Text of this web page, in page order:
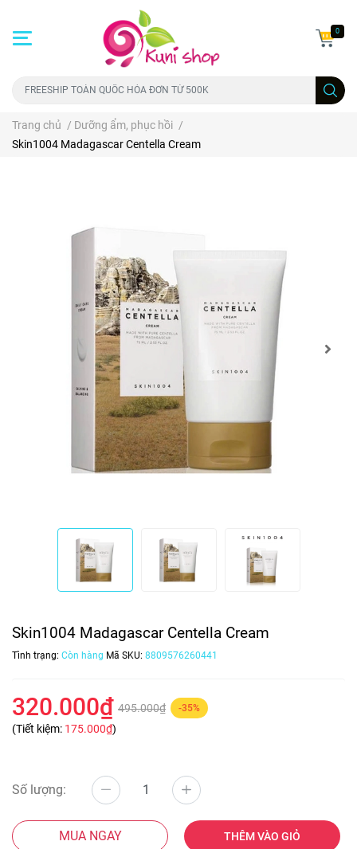
0
Trang chủ / Dưỡng ẩm, phục hồi /
Skin1004 Madagascar Centella Cream
Skin1004 Madagascar Centella Cream
Tình trạng: Còn hàng Mã SKU: 8809576260441
320.000₫ 495.000₫ -35%
(Tiết kiệm: 175.000₫)
Số lượng:
MUA NGAY THÊM VÀO GIỎ